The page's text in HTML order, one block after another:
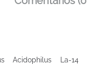
Acidophilus La-14